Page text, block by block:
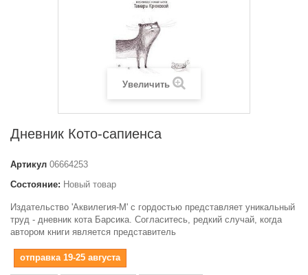
Увеличить
Дневник Кото-сапиенса
Артикул 06664253
Состояние: Новый товар
Издательство 'Аквилегия-М' с гордостью представляет уникальный
труд - дневник кота Барсика. Согласитесь, редкий случай, когда
автором книги является представитель
отправка 19-25 августа